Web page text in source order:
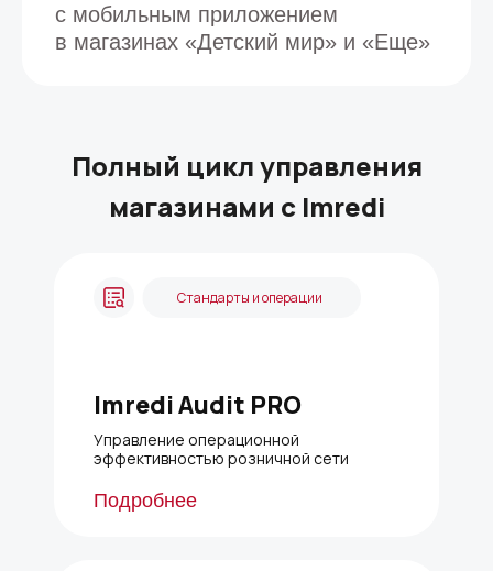
с мобильным приложением
в магазинах «Детский мир» и «Еще»
Полный цикл управления
магазинами с Imredi
Управление операционной
эффективностью розничной сети
Imredi Audit PRO
Подробнее
Стандарты и операции